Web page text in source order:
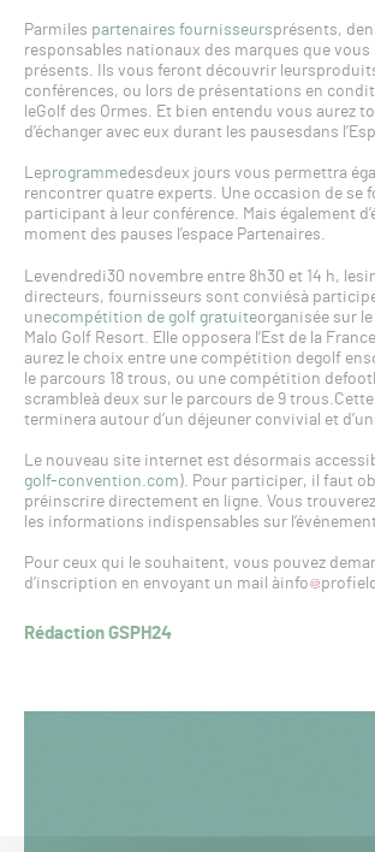
Parmiles partenaires fournisseursprésents,
responsables nationaux des marques que
présents. Ils vous feront découvrir
conférences, ou lors de présentations en
leGolf des Ormes. Et bien entendu vous aurez
d’échanger avec eux durant les pausesdans
Leprogrammedesdeux jours vous permettra
rencontrer quatre experts. Une occasion de se
participant à leur conférence. Mais également
moment des pauses l’espace Partenaires.
Levendredi30 novembre entre 8h30 et 14 h,
directeurs, fournisseurs sont conviésà
unecompétition de golf gratuiteorganisée sur
Malo Golf Resort. Elle opposera l’Est de la
aurez le choix entre une compétition degolf
le parcours 18 trous, ou une compétition
scrambleà deux sur le parcours de 9
terminera autour d’un déjeuner convivial et
Le nouveau site internet est désormais
golf-convention.com). Pour participer, il faut
préinscrire directement en ligne. Vous
les informations indispensables sur
Pour ceux qui le souhaitent, vous pouvez
d’inscription en envoyant un mail àinfo
Rédaction GSPH24